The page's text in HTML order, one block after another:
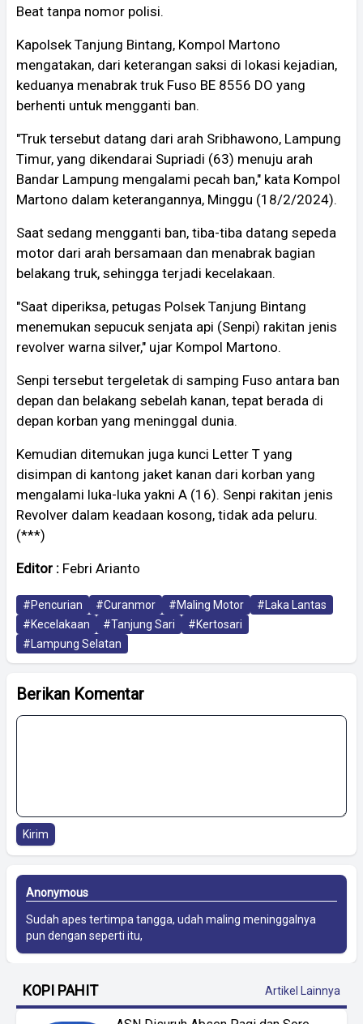
Beat tanpa nomor polisi.
Kapolsek Tanjung Bintang, Kompol Martono
mengatakan, dari keterangan saksi di lokasi kejadian,
keduanya menabrak truk Fuso BE 8556 DO yang
berhenti untuk mengganti ban.
"Truk tersebut datang dari arah Sribhawono, Lampung
Timur, yang dikendarai Supriadi (63) menuju arah
Bandar Lampung mengalami pecah ban," kata Kompol
Martono dalam keterangannya, Minggu (18/2/2024).
Saat sedang mengganti ban, tiba-tiba datang sepeda
motor dari arah bersamaan dan menabrak bagian
belakang truk, sehingga terjadi kecelakaan.
"Saat diperiksa, petugas Polsek Tanjung Bintang
menemukan sepucuk senjata api (Senpi) rakitan jenis
revolver warna silver," ujar Kompol Martono.
Senpi tersebut tergeletak di samping Fuso antara ban
depan dan belakang sebelah kanan, tepat berada di
depan korban yang meninggal dunia.
Kemudian ditemukan juga kunci Letter T yang
disimpan di kantong jaket kanan dari korban yang
mengalami luka-luka yakni A (16). Senpi rakitan jenis
Revolver dalam keadaan kosong, tidak ada peluru.
(***)
Editor : Febri Arianto
#Pencurian #Curanmor #Maling Motor
#Laka Lantas
#Kecelakaan
#Tanjung Sari
#Kertosari
#Lampung Selatan
Berikan Komentar
Kirim
Anonymous
Sudah apes tertimpa tangga, udah maling meninggalnya
pun dengan seperti itu,
KOPI PAHIT Artikel Lainnya